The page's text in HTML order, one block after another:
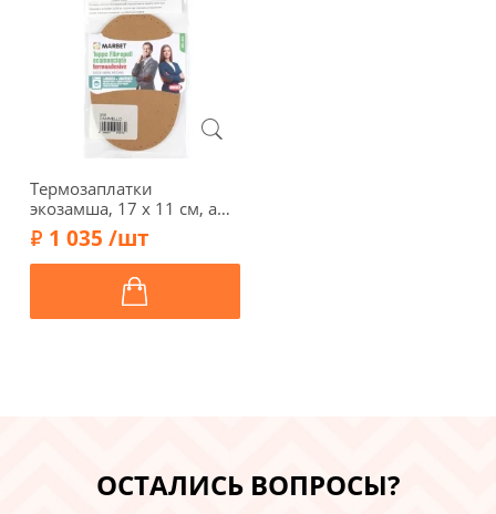
Термозаплатки
экозамша, 17 х 11 см, арт.
34-А/008, светло-
коричневый
1 035 /шт
ОСТАЛИСЬ ВОПРОСЫ?